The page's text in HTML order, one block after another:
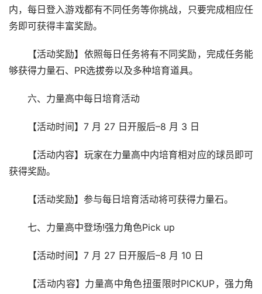
内，每日登入游戏都有不同任务等你挑战，只要完成相应任
务即可获得丰富奖励。
【活动奖励】依照每日任务将有不同奖励，完成任务能
够获得力量石、PR选拔劵以及多种培育道具。
六、力量高中每日培育活动
【活动时间】7 月 27 日开服后–8 月 3 日
【活动内容】玩家在力量高中内培育相对应的球员即可
获得奖励。
【活动奖励】参与每日培育活动将可获得力量石。
七、力量高中登场!强力角色Pick up
【活动时间】7 月 27 日开服后–8 月 10 日
【活动内容】力量高中角色扭蛋限时PICKUP，强力角